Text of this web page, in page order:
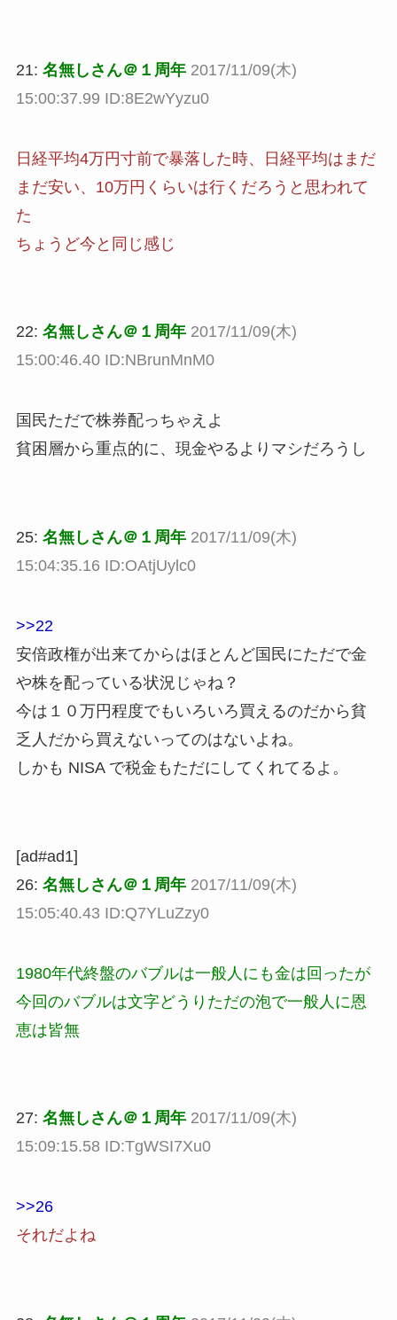
21: 名無しさん＠１周年 2017/11/09(木)
15:00:37.99 ID:8E2wYyzu0
日経平均4万円寸前で暴落した時、日経平均はまだ
まだ安い、10万円くらいは行くだろうと思われて
た
ちょうど今と同じ感じ
22: 名無しさん＠１周年 2017/11/09(木)
15:00:46.40 ID:NBrunMnM0
国民ただで株券配っちゃえよ
貧困層から重点的に、現金やるよりマシだろうし
25: 名無しさん＠１周年 2017/11/09(木)
15:04:35.16 ID:OAtjUylc0
>>22
安倍政権が出来てからはほとんど国民にただで金
や株を配っている状況じゃね？
今は１０万円程度でもいろいろ買えるのだから貧
乏人だから買えないってのはないよね。
しかも NISA で税金もただにしてくれてるよ。
[ad#ad1]
26: 名無しさん＠１周年 2017/11/09(木)
15:05:40.43 ID:Q7YLuZzy0
1980年代終盤のバブルは一般人にも金は回ったが
今回のバブルは文字どうりただの泡で一般人に恩
恵は皆無
27: 名無しさん＠１周年 2017/11/09(木)
15:09:15.58 ID:TgWSI7Xu0
>>26
それだよね